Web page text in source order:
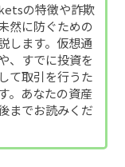
の特徴や詐欺
然に防ぐための
します。仮想通
、すでに投資を
て取引を行うた
。あなたの資産
までお読みくだ